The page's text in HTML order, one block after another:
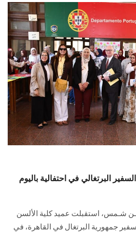
البرتغالي في احتفالية باليوم
شـمس، استقبلت عميد كلية الألسن
جمهورية البرتغال في القاهرة، في